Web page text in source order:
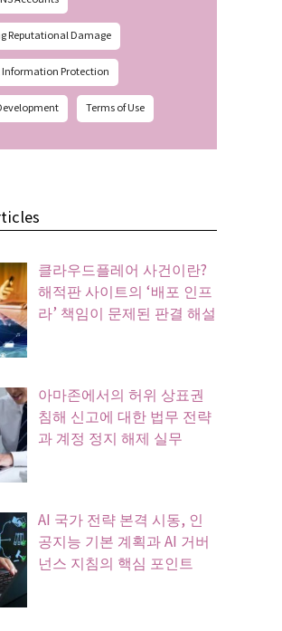
Reputational Damage
Information Protection
Terms of Use
클라우드플레어 사건이란?
해적판 사이트의 ‘배포 인프
라’ 책임이 문제된 판결 해설
아마존에서의 허위 상표권
침해 신고에 대한 법무 전략
과 계정 정지 해제 실무
AI 국가 전략 본격 시동, 인
공지능 기본 계획과 AI 거버
넌스 지침의 핵심 포인트